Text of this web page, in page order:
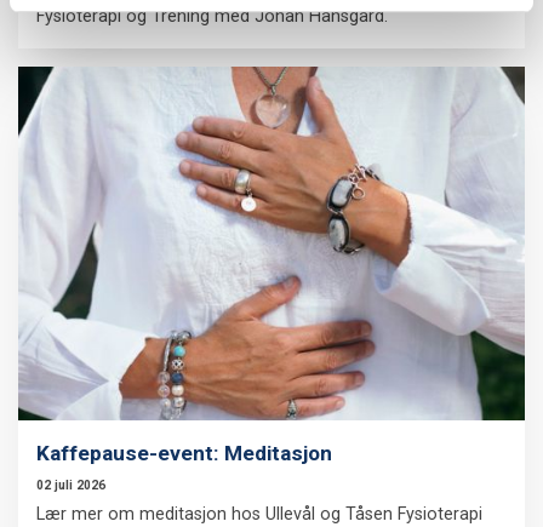
Fysioterapi og Trening med Johan Hansgård.
Kaffepause-event: Meditasjon
02 juli 2026
Lær mer om meditasjon hos Ullevål og Tåsen Fysioterapi